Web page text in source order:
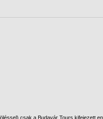
csak a Budavár Tours kifejezett